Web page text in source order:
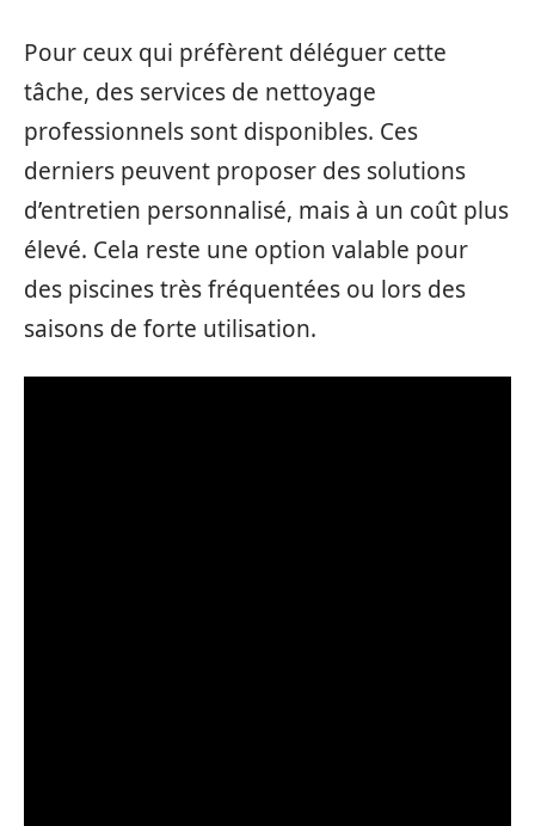
Pour ceux qui préfèrent déléguer cette
tâche, des services de nettoyage
professionnels sont disponibles. Ces
derniers peuvent proposer des solutions
d’entretien personnalisé, mais à un coût plus
élevé. Cela reste une option valable pour
des piscines très fréquentées ou lors des
saisons de forte utilisation.